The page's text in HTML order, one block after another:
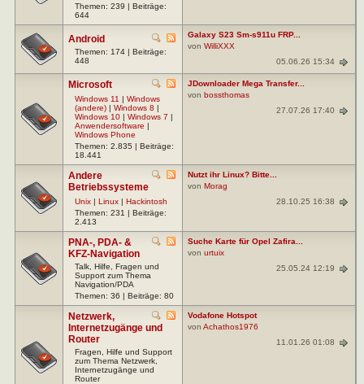
Themen: 239 | Beiträge:
644
Android
Themen: 174 | Beiträge:
448
Galaxy S23 Sm-s911u FRP...
von WilliXXX
05.06.26 15:34
Microsoft
Windows 11 | Windows
(andere) | Windows 8 |
Windows 10 | Windows 7 |
Anwendersoftware |
Windows Phone
Themen: 2.835 | Beiträge:
18.441
JDownloader Mega Transfer...
von bossthomas
27.07.26 17:40
Andere
Betriebssysteme
Unix | Linux | Hackintosh
Themen: 231 | Beiträge:
2.413
Nutzt ihr Linux? Bitte...
von Morag
28.10.25 16:38
PNA-, PDA- &
KFZ-Navigation
Talk, Hilfe, Fragen und
Support zum Thema
Navigation/PDA
Themen: 36 | Beiträge: 80
Suche Karte für Opel Zafira...
von urtuix
25.05.24 12:19
Netzwerk,
Internetzugänge und
Router
Fragen, Hilfe und Support
zum Thema Netzwerk,
Internetzugänge und
Router
Vodafone Hotspot
von Achathos1976
11.01.26 01:08